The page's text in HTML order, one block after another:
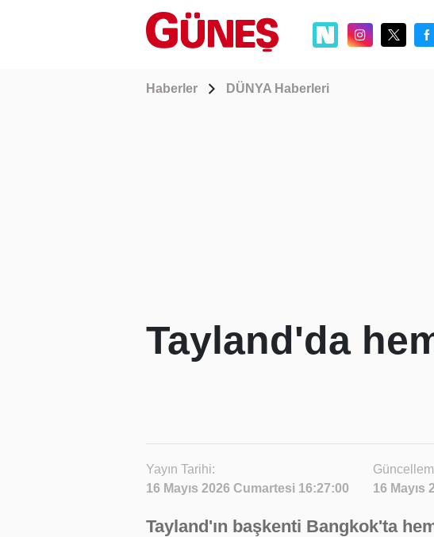
Haberler DÜNYA Haberleri
Tayland'da
Yayın Tarihi:
16 Mayıs 2026 Cumartesi 16:27:00
16 Mayıs
Tayland'ın başkenti Bangkok'ta